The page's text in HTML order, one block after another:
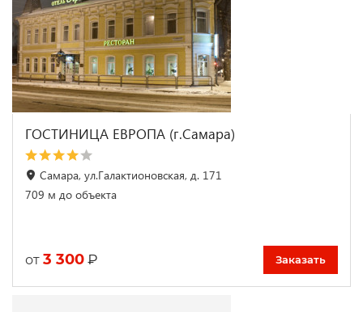
ГОСТИНИЦА ЕВРОПА (г.Самара)
Самара, ул.Галактионовская, д. 171
709 м до объекта
от 3 300 ₽ Заказать